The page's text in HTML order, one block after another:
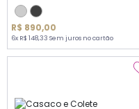
R$ 890,00
6x R$ 148,33 Sem juros no cartão